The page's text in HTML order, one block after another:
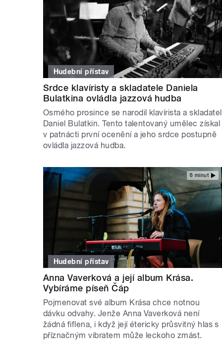
Hudební přístav
Srdce klavíristy a skladatele Daniela
Bulatkina ovládla jazzová hudba
Osmého prosince se narodil klavírista a skladatel
Daniel Bulatkin. Tento talentovaný umělec získal
v patnácti první ocenění a jeho srdce postupně
ovládla jazzová hudba.
6 minut
Hudební přístav
Anna Vaverková a její album Krása.
Vybíráme píseň Čáp
Pojmenovat své album Krása chce notnou
dávku odvahy. Jenže Anna Vaverková není
žádná fiflena, i když její étericky průsvitný hlas s
příznačným vibratem může leckoho zmást.